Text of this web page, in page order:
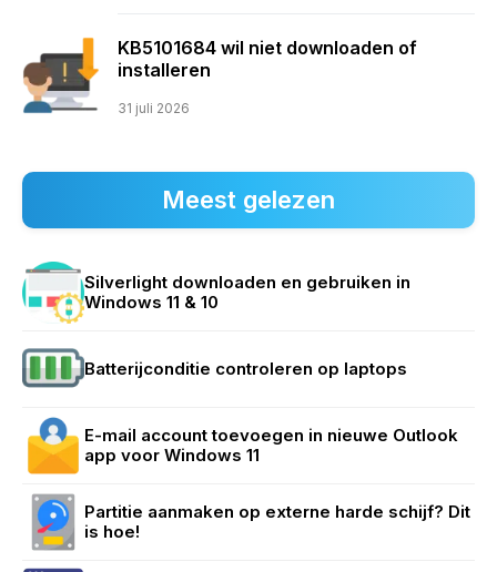
KB5101684 wil niet downloaden of
installeren
31 juli 2026
Meest gelezen
Silverlight downloaden en gebruiken in
Windows 11 & 10
Batterijconditie controleren op laptops
E-mail account toevoegen in nieuwe Outlook
app voor Windows 11
Partitie aanmaken op externe harde schijf? Dit
is hoe!